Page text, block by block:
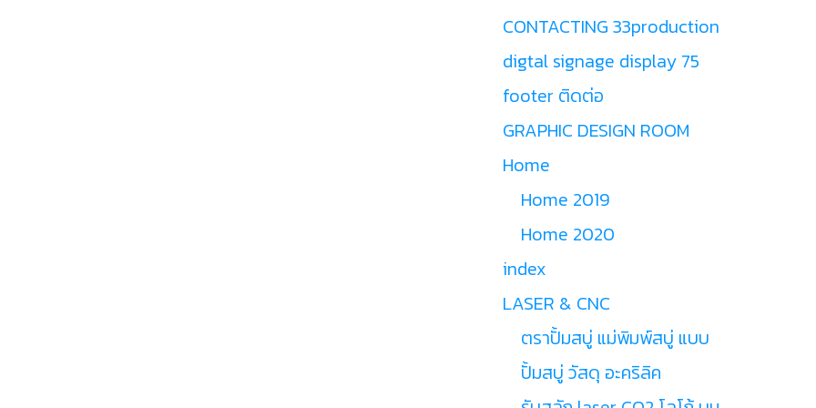
CONTACTING 33production
digtal signage display 75
footer ติดต่อ
GRAPHIC DESIGN ROOM
Home
Home 2019
Home 2020
index
LASER & CNC
ตราปั้มสบู่ แม่พิมพ์สบู่ แบบ
ปั้มสบู่ วัสดุ อะคริลิค